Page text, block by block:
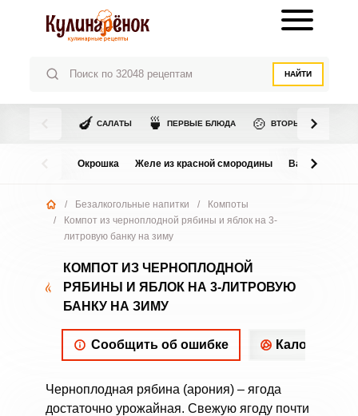
НАЙТИ
🍆 САЛАТЫ 🍵 ПЕРВЫЕ БЛЮДА 🍲 ВТОРЫЕ БЛЮДА
Окрошка Желе из красной смородины Варенье из
/ Безалкогольные напитки /
Компоты
/
Компот из черноплодной рябины и яблок на 3-
литровую банку на зиму
КОМПОТ ИЗ ЧЕРНОПЛОДНОЙ
РЯБИНЫ И ЯБЛОК НА 3-ЛИТРОВУЮ
БАНКУ НА ЗИМУ
Сообщить об ошибке
Черноплодная рябина (арония) – ягода
достаточно урожайная. Свежую ягоду почти